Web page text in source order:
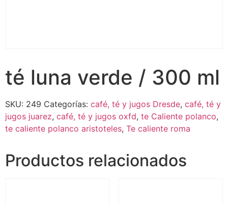
té luna verde / 300 ml
SKU: 249 Categorías: café, té y jugos Dresde, café, té y
jugos juarez, café, té y jugos oxfd, te Caliente polanco,
te caliente polanco aristoteles, Te caliente roma
Productos relacionados